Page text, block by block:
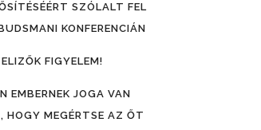
SZÓLALT FEL
KONFERENCIÁN
FIGYELEM!
EMBERNEK JOGA VAN
HOGY MEGÉRTSE AZ ŐT